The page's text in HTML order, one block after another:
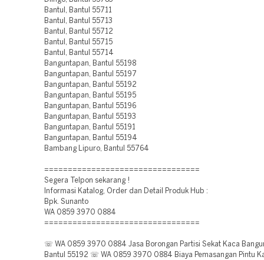
Bantul, Bantul 55711
Bantul, Bantul 55713
Bantul, Bantul 55712
Bantul, Bantul 55715
Bantul, Bantul 55714
Banguntapan, Bantul 55198
Banguntapan, Bantul 55197
Banguntapan, Bantul 55192
Banguntapan, Bantul 55195
Banguntapan, Bantul 55196
Banguntapan, Bantul 55193
Banguntapan, Bantul 55191
Banguntapan, Bantul 55194
Bambang Lipuro, Bantul 55764
=================================
Segera Telpon sekarang !
Informasi Katalog, Order dan Detail Produk Hub :
Bpk. Sunanto
WA 0859 3970 0884
=================================
☏ WA 0859 3970 0884 Jasa Borongan Partisi Sekat Kaca
Bantul 55192 ☏ WA 0859 3970 0884 Biaya Pemasangan Pintu